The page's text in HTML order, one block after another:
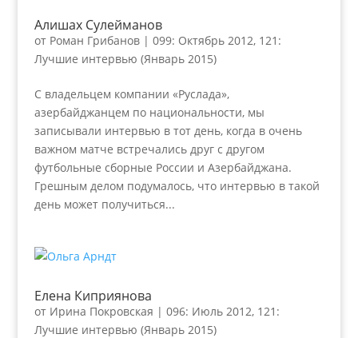
Алишах Сулейманов
от Роман Грибанов| 099: Октябрь 2012, 121:
Лучшие интервью (Январь 2015)
С владельцем компании «Руслада»,
азербайджанцем по национальности, мы
записывали интервью в тот день, когда в очень
важном матче встречались друг с другом
футбольные сборные России и Азербайджана.
Грешным делом подумалось, что интервью в такой
день может получиться...
Елена Киприянова
от Ирина Покровская | 096: Июль 2012, 121:
Лучшие интервью (Январь 2015)